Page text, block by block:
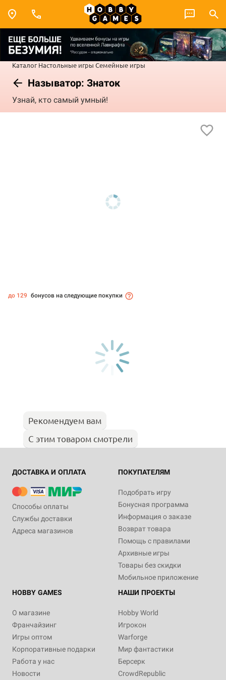
Каталог Настольные игры Семейные игры
Называтор: Знаток
Узнай, кто самый умный!
до 129 бонусов на следующие покупки
Рекомендуем вам
С этим товаром смотрели
ДОСТАВКА И ОПЛАТА
Способы оплаты
Службы доставки
Адреса магазинов
ПОКУПАТЕЛЯМ
Подобрать игру
Бонусная программа
Информация о заказе
Возврат товара
Помощь с правилами
Архивные игры
Товары без скидки
Мобильное приложение
HOBBY GAMES
О магазине
Франчайзинг
Игры оптом
Корпоративные подарки
Работа у нас
Новости
НАШИ ПРОЕКТЫ
Hobby World
Игрокон
Warforge
Мир фантастики
Берсерк
CrowdRepublic